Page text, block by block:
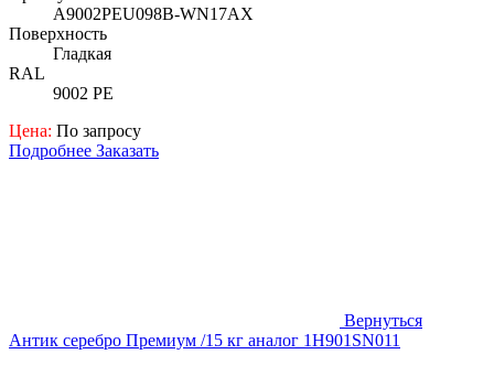
A9002PEU098B-WN17AX
Поверхность
Гладкая
RAL
9002 PE
Цена: По запросу
Подробнее Заказать
Вернуться
Антик серебро Премиум /15 кг аналог 1H901SN011